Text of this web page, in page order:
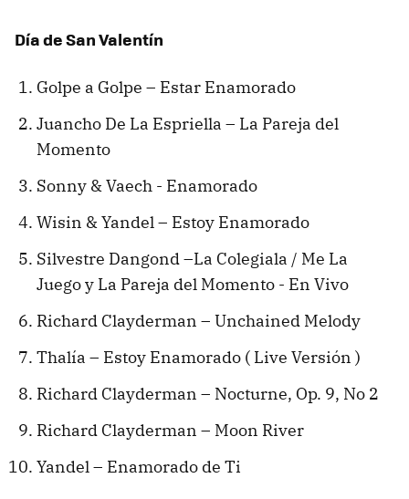
Día de San Valentín
Golpe a Golpe – Estar Enamorado
Juancho De La Espriella – La Pareja del
Momento
Sonny & Vaech - Enamorado
Wisin & Yandel – Estoy Enamorado
Silvestre Dangond –La Colegiala / Me La
Juego y La Pareja del Momento - En Vivo
Richard Clayderman – Unchained Melody
Thalía – Estoy Enamorado ( Live Versión )
Richard Clayderman – Nocturne, Op. 9, No 2
Richard Clayderman – Moon River
Yandel – Enamorado de Ti